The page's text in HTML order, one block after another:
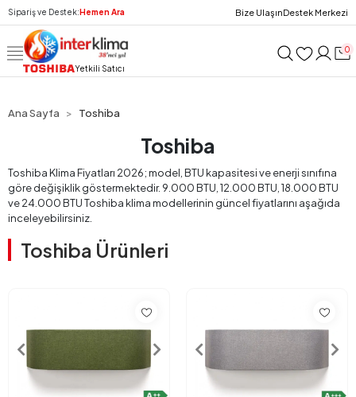
Sipariş ve Destek:Hemen Ara Bize UlaşınDestek Merkezi
Yetkili Satıcı
0
Ana Sayfa Toshiba
Toshiba
Toshiba Klima Fiyatları 2026; model, BTU kapasitesi ve enerji sınıfına
göre değişiklik göstermektedir. 9.000 BTU, 12.000 BTU, 18.000 BTU
ve 24.000 BTU Toshiba klima modellerinin güncel fiyatlarını aşağıda
inceleyebilirsiniz.
Toshiba Ürünleri